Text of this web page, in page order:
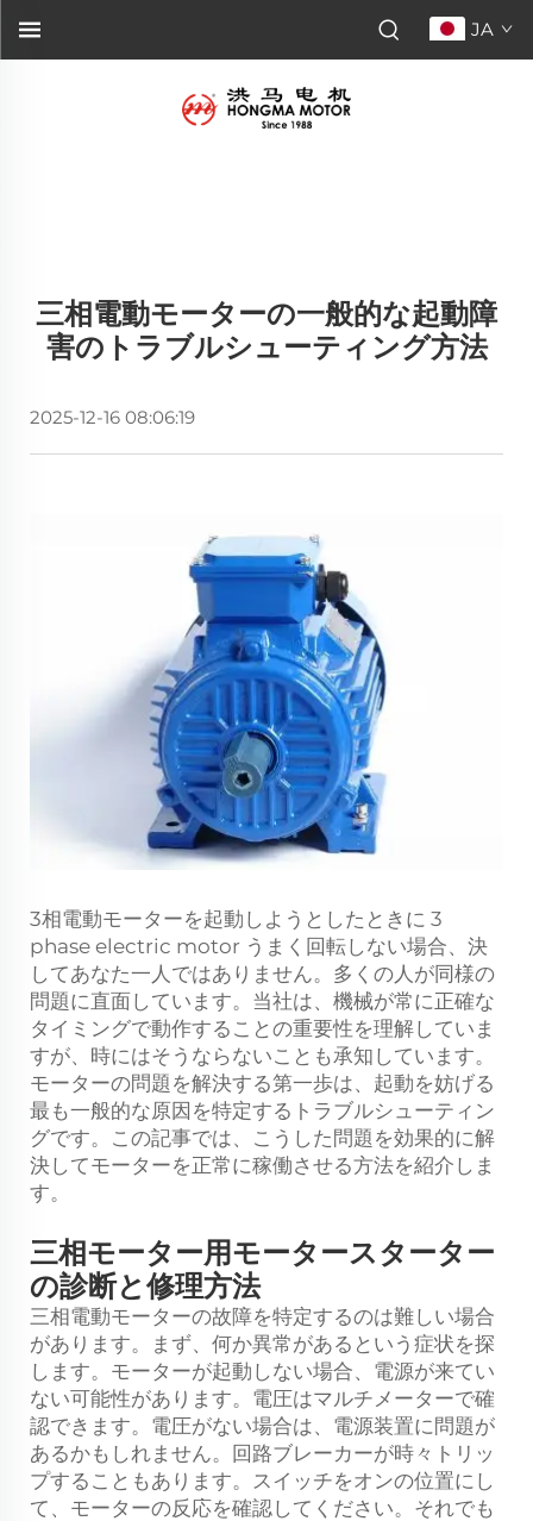
JA
三相電動モーターの一般的な起動障
害のトラブルシューティング方法
2025-12-16 08:06:19
3相電動モーターを起動しようとしたときに 3
phase electric motor うまく回転しない場合、決
してあなた一人ではありません。多くの人が同様の
問題に直面しています。当社は、機械が常に正確な
タイミングで動作することの重要性を理解していま
すが、時にはそうならないことも承知しています。
モーターの問題を解決する第一歩は、起動を妨げる
最も一般的な原因を特定するトラブルシューティン
グです。この記事では、こうした問題を効果的に解
決してモーターを正常に稼働させる方法を紹介しま
す。
三相モーター用モータースターター
の診断と修理方法
三相電動モーターの故障を特定するのは難しい場合
があります。まず、何か異常があるという症状を探
します。モーターが起動しない場合、電源が来てい
ない可能性があります。電圧はマルチメーターで確
認できます。電圧がない場合は、電源装置に問題が
あるかもしれません。回路ブレーカーが時々トリッ
プすることもあります。スイッチをオンの位置にし
て、モーターの反応を確認してください。それでも